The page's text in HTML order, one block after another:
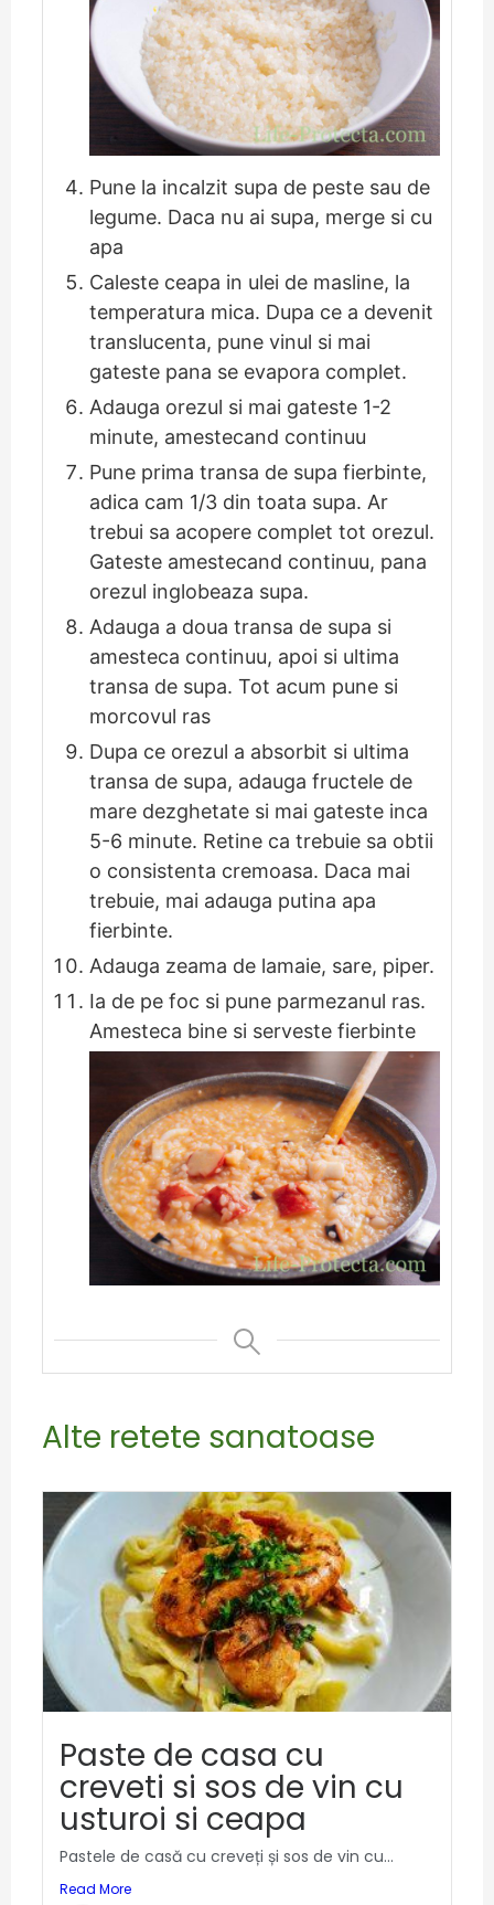
Pune la incalzit supa de peste sau de
legume. Daca nu ai supa, merge si cu
apa
Caleste ceapa in ulei de masline, la
temperatura mica. Dupa ce a devenit
translucenta, pune vinul si mai
gateste pana se evapora complet.
Adauga orezul si mai gateste 1-2
minute, amestecand continuu
Pune prima transa de supa fierbinte,
adica cam 1/3 din toata supa. Ar
trebui sa acopere complet tot orezul.
Gateste amestecand continuu, pana
orezul inglobeaza supa.
Adauga a doua transa de supa si
amesteca continuu, apoi si ultima
transa de supa. Tot acum pune si
morcovul ras
Dupa ce orezul a absorbit si ultima
transa de supa, adauga fructele de
mare dezghetate si mai gateste inca
5-6 minute. Retine ca trebuie sa obtii
o consistenta cremoasa. Daca mai
trebuie, mai adauga putina apa
fierbinte.
Adauga zeama de lamaie, sare, piper.
Ia de pe foc si pune parmezanul ras.
Amesteca bine si serveste fierbinte
Alte retete sanatoase
Paste de casa cu
creveti si sos de vin cu
usturoi si ceapa
Pastele de casă cu creveți și sos de vin cu...
Read More